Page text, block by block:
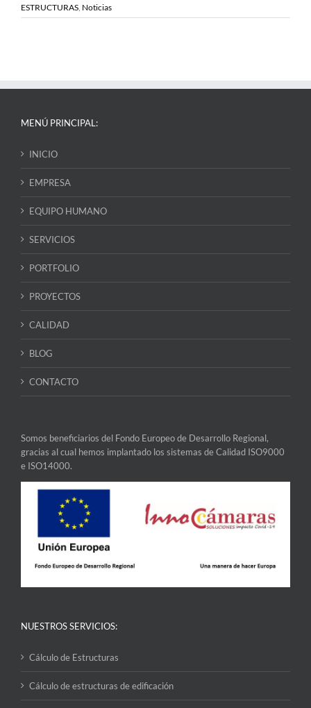
ESTRUCTURAS Noticias
MENÚ PRINCIPAL:
INICIO
EMPRESA
EQUIPO HUMANO
SERVICIOS
PORTFOLIO
PROYECTOS
CALIDAD
BLOG
CONTACTO
Somos beneficiarios del Fondo Europeo de Desarrollo Regional,
gracias al cual hemos implantado los sistemas de Calidad ISO9000
e ISO14000.
NUESTROS SERVICIOS:
Cálculo de Estructuras
Cálculo de estructuras de edificación